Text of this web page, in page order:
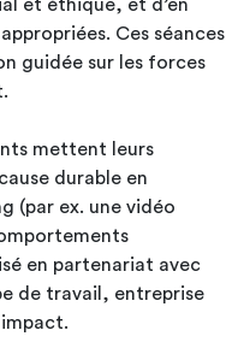
et éthique, et d’en
Ces séances
guidée sur les forces
mettent leurs
durable en
(par ex. une vidéo
en partenariat avec
de travail, entreprise